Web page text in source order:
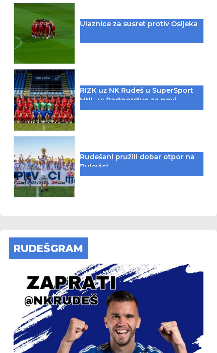
Ulaznice za susret protiv Osijeka
RIZK uz NK Rudeš u SuperSport
HNL-u: Partnerstvo za novi
iskorak među najboljima
Rudešani pružili dobar otpor na
Rujevici
RUDEŠGRAM